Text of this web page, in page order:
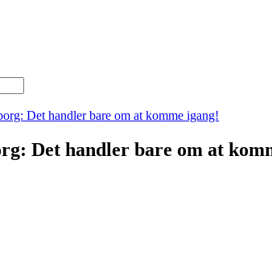
Det handler bare om at komme igang!
Det handler bare om at